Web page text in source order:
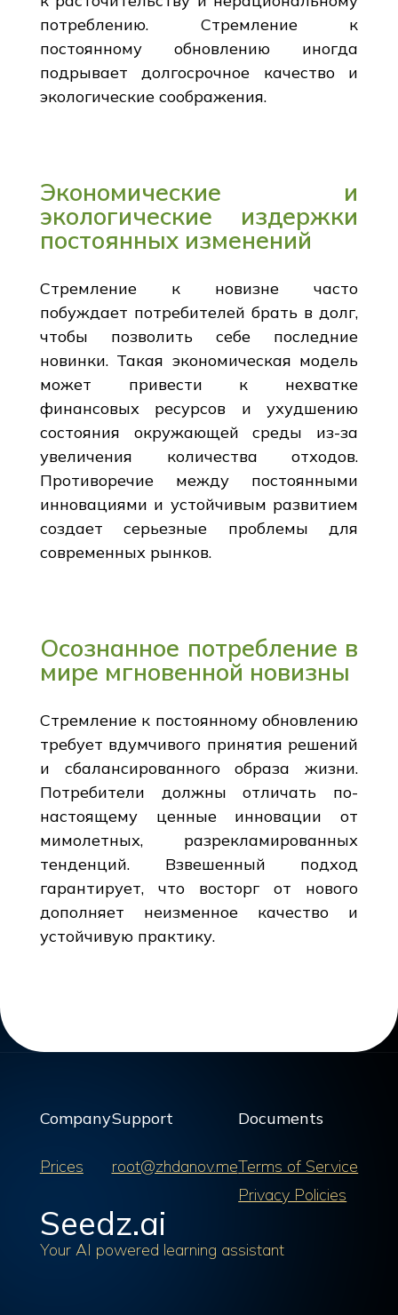
потреблению. Стремление к
постоянному обновлению иногда
подрывает долгосрочное качество и
экологические соображения.
Экономические и
экологические издержки
постоянных изменений
Стремление к новизне часто
побуждает потребителей брать в долг,
чтобы позволить себе последние
новинки. Такая экономическая модель
может привести к нехватке
финансовых ресурсов и ухудшению
состояния окружающей среды из-за
увеличения количества отходов.
Противоречие между постоянными
инновациями и устойчивым развитием
создает серьезные проблемы для
современных рынков.
Осознанное потребление в
мире мгновенной новизны
Стремление к постоянному обновлению
требует вдумчивого принятия решений
и сбалансированного образа жизни.
Потребители должны отличать по-
настоящему ценные инновации от
мимолетных, разрекламированных
тенденций. Взвешенный подход
гарантирует, что восторг от нового
дополняет неизменное качество и
устойчивую практику.
Company
Prices
Support
root@zhdanov.me
Documents
Terms of Service
Privacy Policies
Seedz.ai
Your AI powered learning assistant